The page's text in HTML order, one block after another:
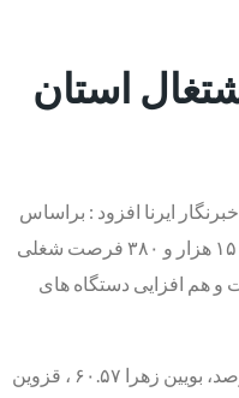
استان
ایرنا افزود : براساس
سند اشتغال استان ، باید در سال جاری ۱۵ هزار و ۳۸۰ فرصت شغلی
و هم افزایی دستگاه های
این مسوول اضافه کرد: آبیک با ۷۹.۶ درصد، بویین زهرا ۶۰.۵۷ ، قزوین